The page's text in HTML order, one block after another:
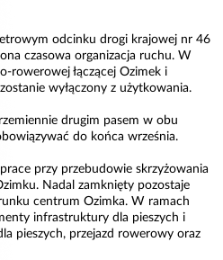
odcinku drogi krajowej nr 46
czasowa organizacja ruchu. W
rowerowej łączącej Ozimek i
wyłączony z użytkowania.
drugim pasem w obu
do końca września.
przy przebudowie skrzyżowania
Nadal zamknięty pozostaje
centrum Ozimka. W ramach
infrastruktury dla pieszych i
pieszych, przejazd rowerowy oraz